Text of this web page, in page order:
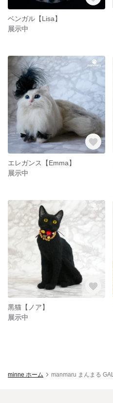
ベンガル【Lisa】
展示中
エレガンス【Emma】
展示中
黒猫【ノア】
展示中
minne ホーム manmaru まんまる